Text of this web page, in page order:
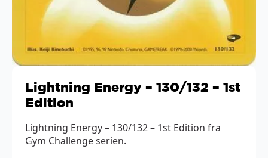
Lightning Energy – 130/132 – 1st
Edition
Lightning Energy – 130/132 – 1st Edition fra
Gym Challenge serien.